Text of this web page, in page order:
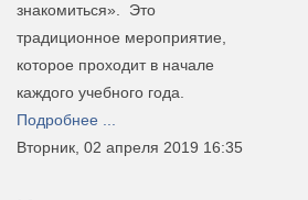
знакомиться». Это
традиционное мероприятие,
которое проходит в начале
каждого учебного года.
Подробнее ...
Вторник, 02 апреля 2019 16:35